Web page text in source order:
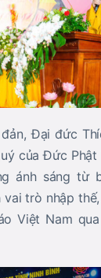
Đại đức
của Đức Phật
ánh sáng từ
trò nhập
Việt Nam